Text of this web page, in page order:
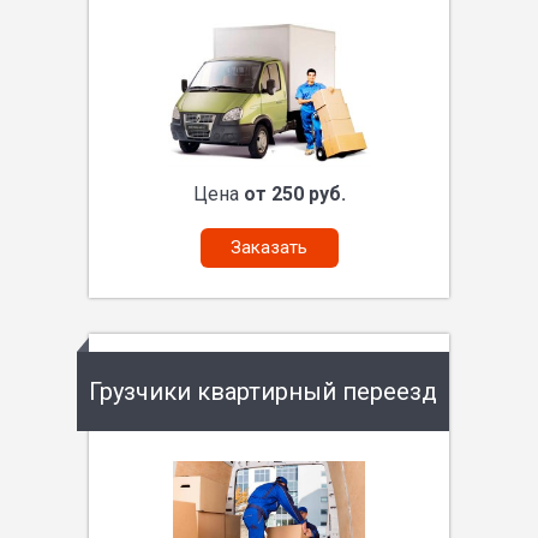
Цена от 250 руб.
Заказать
Грузчики квартирный переезд